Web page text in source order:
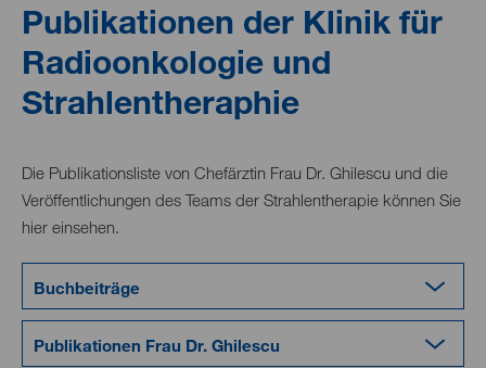
Publikationen der Klinik für
Radioonkologie und
Strahlentheraphie
Die Publikationsliste von Chefärztin Frau Dr. Ghilescu und die
Veröffentlichungen des Teams der Strahlentherapie können Sie
hier einsehen.
Buchbeiträge
Publikationen Frau Dr. Ghilescu